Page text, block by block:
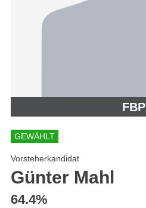
FBP
GEWÄHLT
Vorsteherkandidat
Günter Mahl
64.4%